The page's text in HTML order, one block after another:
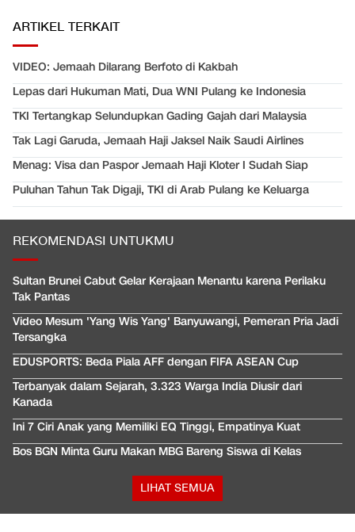
ARTIKEL TERKAIT
VIDEO: Jemaah Dilarang Berfoto di Kakbah
Lepas dari Hukuman Mati, Dua WNI Pulang ke Indonesia
TKI Tertangkap Selundupkan Gading Gajah dari Malaysia
Tak Lagi Garuda, Jemaah Haji Jaksel Naik Saudi Airlines
Menag: Visa dan Paspor Jemaah Haji Kloter I Sudah Siap
Puluhan Tahun Tak Digaji, TKI di Arab Pulang ke Keluarga
REKOMENDASI UNTUKMU
Sultan Brunei Cabut Gelar Kerajaan Menantu karena Perilaku
Tak Pantas
Video Mesum 'Yang Wis Yang' Banyuwangi, Pemeran Pria Jadi
Tersangka
EDUSPORTS: Beda Piala AFF dengan FIFA ASEAN Cup
Terbanyak dalam Sejarah, 3.323 Warga India Diusir dari
Kanada
Ini 7 Ciri Anak yang Memiliki EQ Tinggi, Empatinya Kuat
Bos BGN Minta Guru Makan MBG Bareng Siswa di Kelas
LIHAT SEMUA